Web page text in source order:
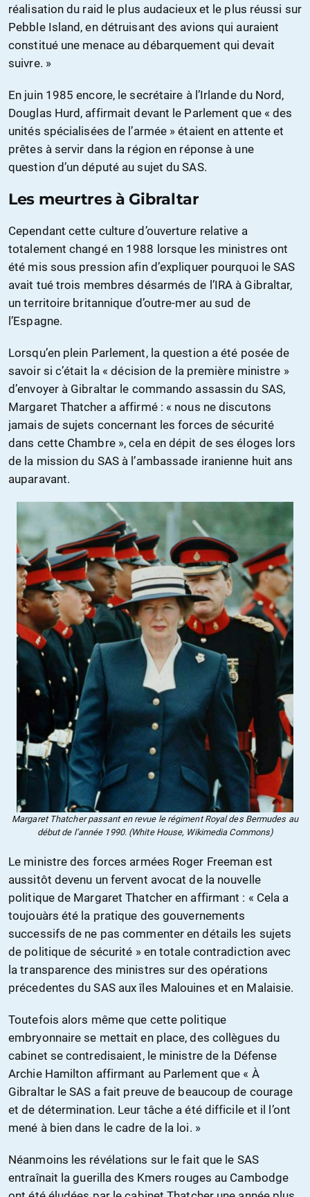
réalisation du raid le plus audacieux et le plus réussi sur
Pebble Island, en détruisant des avions qui auraient
constitué une menace au débarquement qui devait
suivre. »
En juin 1985 encore, le secrétaire à l’Irlande du Nord,
Douglas Hurd, affirmait devant le Parlement que « des
unités spécialisées de l’armée » étaient en attente et
prêtes à servir dans la région en réponse à une
question d’un député au sujet du SAS.
Les meurtres à Gibraltar
Cependant cette culture d’ouverture relative a
totalement changé en 1988 lorsque les ministres ont
été mis sous pression afin d’expliquer pourquoi le SAS
avait tué trois membres désarmés de l’IRA à Gibraltar,
un territoire britannique d’outre-mer au sud de
l’Espagne.
Lorsqu’en plein Parlement, la question a été posée de
savoir si c’était la « décision de la première ministre »
d’envoyer à Gibraltar le commando assassin du SAS,
Margaret Thatcher a affirmé : « nous ne discutons
jamais de sujets concernant les forces de sécurité
dans cette Chambre », cela en dépit de ses éloges lors
de la mission du SAS à l’ambassade iranienne huit ans
auparavant.
Margaret Thatcher passant en revue le régiment Royal des Bermudes au
début de l’année 1990. (White House, Wikimedia Commons)
Le ministre des forces armées Roger Freeman est
aussitôt devenu un fervent avocat de la nouvelle
politique de Margaret Thatcher en affirmant : « Cela a
toujouàrs été la pratique des gouvernements
successifs de ne pas commenter en détails les sujets
de politique de sécurité » en totale contradiction avec
la transparence des ministres sur des opérations
précedentes du SAS aux îles Malouines et en Malaisie.
Toutefois alors même que cette politique
embryonnaire se mettait en place, des collègues du
cabinet se contredisaient, le ministre de la Défense
Archie Hamilton affirmant au Parlement que « À
Gibraltar le SAS a fait preuve de beaucoup de courage
et de détermination. Leur tâche a été difficile et il l’ont
mené à bien dans le cadre de la loi. »
Néanmoins les révélations sur le fait que le SAS
entraînait la guerilla des Kmers rouges au Cambodge